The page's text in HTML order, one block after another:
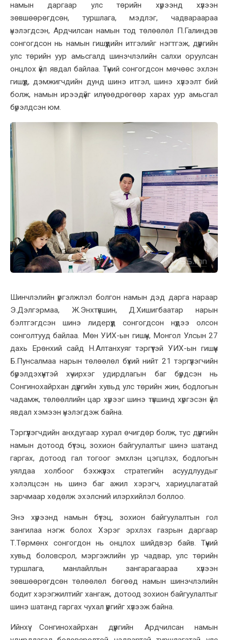
намын даргаар улс төрийн хүрээнд хүлээн
зөвшөөрөгдсөн, туршлага, мэдлэг, чадвараараа
үнэлэгдсэн, Ардчилсан намын тод төлөөлөл П.Галиндэв
сонгогдсон нь намын гишүүдийн итгэлийг нэгтгэж, дүүргийн
улс төрийн уур амьсгалд шинэчлэлийн салхи оруулсан
онцлох үйл явдал байлаа. Түүний сонгогдсон мөчөөс эхлэн
гишүүд, дэмжигчдийн дунд шинэ итгэл, шинэ хүлээлт бий
болж, намын ирээдүйг илүү өөдрөгөөр харах уур амьсгал
бүрэлдсэн юм.
Шинчлэлийн үргэлжлэл болгон намын дэд дарга нараар
Э.Дэлгэрмаа, Ж.Энхтүвшин, Д.Хишигбаатар нарын
бэлтгэгдсэн шинэ лидерүүд сонгогдсон нүдээ олсон
сонголтууд байлаа. Мөн УИХ-ын гишүүн, Монгол Улсын 27
дахь Ерөнхий сайд Н.Алтанхуяг тэргүүтэй УИХ-ын гишүүн
Б.Пунсалмаа нарын төлөөлөл бүхий нийт 21 тэргүүлэгчийн
бүрэлдэхүүнтэй хүчирхэг удирдлагын баг бүрдсэн нь
Сонгинохайрхан дүүргийн хувьд улс төрийн жин, бодлогын
чадамж, төлөөллийн цар хүрээг шинэ түвшинд хүргэсэн үйл
явдал хэмээн үнэлэгдэж байна.
Тэргүүлэгчдийн анхдугаар хурал өчигдөр болж, тус дүүргийн
намын дотоод бүтэц, зохион байгуулалтыг шинэ шатанд
гаргах, дотоод гал тогоог эмхлэн цэгцлэх, бодлогын
уялдаа холбоог бэхжүүлэх стратегийн асуудлуудыг
хэлэлцсэн нь шинэ баг ажил хэрэгч, хариуцлагатай
зарчмаар хөдөлж эхэлсний илэрхийлэл боллоо.
Энэ хүрээнд намын бүтэц, зохион байгуулалтын гол
зангилаа нэгж болох Хэрэг эрхлэх газрын даргаар
Т.Төрмөнх сонгогдон нь онцлох шийдвэр байв. Түүний
хувьд боловсрол, мэргэжлийн ур чадвар, улс төрийн
туршлага, манлайллын зангарагаараа хүлээн
зөвшөөрөгдсөн төлөөлөл бөгөөд намын шинэчлэлийн
бодит хэрэгжилтийг хангаж, дотоод зохион байгуулалтыг
шинэ шатанд гаргах чухал үүргийг хүлээж байна.
Ийнхүү Сонгинохайрхан дүүргийн Ардчилсан намын